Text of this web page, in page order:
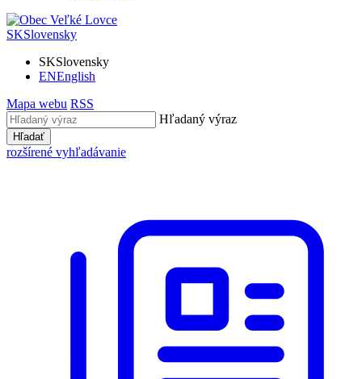
SKSlovensky
SKSlovensky
ENEnglish
Mapa webu RSS
Hľadaný výraz
Hľadať
rozšírené vyhľadávanie